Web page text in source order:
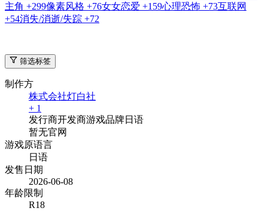
主角 +299像素风格 +76女女恋爱 +159心理恐怖 +73互联网
+54消失/消逝/失踪 +72
筛选标签
制作方
株式会社灯白社
+ 1
发行商开发商游戏品牌日语
暂无官网
游戏原语言
日语
发售日期
2026-06-08
年龄限制
R18